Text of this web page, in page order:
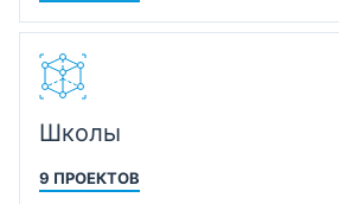
Школы
9 ПРОЕКТОВ